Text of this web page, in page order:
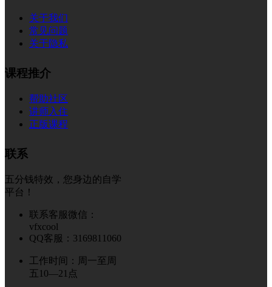
关于我们
常见问题
关于隐私
课程推介
帮助社区
讲师入住
正版课程
联系
五分钱特效，您身边的自学
平台！
联系客服微信：
vfxcool
QQ客服：3169811060
工作时间：周一至周
五10—21点